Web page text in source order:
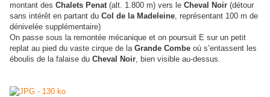
montant des Chalets Penat(alt. 1.800 m) vers le Cheval Noir (détour
sans intérêt en partant du Col de la Madeleine, représentant 100 m de
dénivelée supplémentaire)
On passe sous la remontée mécanique et on poursuit E sur un petit
replat au pied du vaste cirque de la Grande Combe où s’entassent les
éboulis de la falaise du Cheval Noir, bien visible au-dessus.